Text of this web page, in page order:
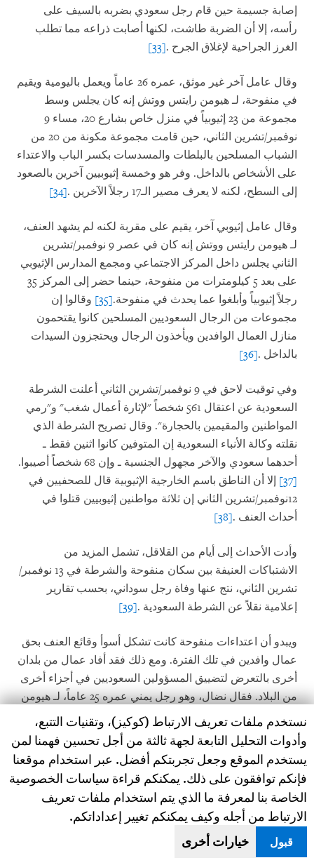
إصابة جسيمة حين قام رجل سعودي بضربه بالسيف على
رأسه، إلا أن الضربة طاشت، لكنها أصابت ذراعه مما تطلب
الغرز الجراحية لإغلاق الجرح .
[33]
وقال عامل آخر غير موثق، عمره 26 عاماً ويعمل باليومية ويقيم
في منفوحة، لـ هيومن رايتس ووتش إنه كان يجلس وسط
مجموعة من 23 إثيوبياً في منزل خاص بشارع 20، مساء 9
نوفمبر/تشرين الثاني، حين قامت مجموعة مكونة من 20 من
الشباب المسلحين بالبلطات والمسدسات بكسر الباب والاعتداء
على الأشخاص بالداخل. وفر هو وخمسة إثيوبيين آخرين بالصعود
إلى السطح، لكنه لا يعرف مصير الـ17 رجلاً الآخرين
.
[34]
وقال عامل إثيوبي آخر، يقيم على مقربة لكنه لم يشهد العنف،
لـ هيومن رايتس ووتش إنه كان في عصر 9 نوفمبر/تشرين
الثاني يجلس داخل المركز الاجتماعي ومجمع المدارس الإثيوبي
على بعد 5 كيلومترات من منفوحة، حينما حضر إلى المركز 35
رجلاً إثيوبياً وأبلغوا عما يحدث في منفوحة.[35]
وقالوا إن
مجموعات من الرجال السعوديين المسلحين كانوا يقتحمون
منازل العمال الوافدين ويأخذون الرجال ويحتجزون السيدات
بالداخل .
[36]
وفي توقيت لاحق في 9 نوفمبر/تشرين الثاني أعلنت الشرطة
السعودية عن اعتقال 561 شخصاً "لإثارة أعمال شغب" و"رمي
المواطنين والمقيمين بالحجارة". وقال تصريح الشرطة الذي
نقلته وكالة الأنباء السعودية إن المتوفين كانوا اثنين فقط ـ
أحدهما سعودي والآخر مجهول الجنسية ـ وإن 68 شخصاً أصيبوا.
[37]
إلا أن الناطق باسم الخارجية الإثيوبية قال للصحفيين في
12نوفمبر/تشرين الثاني إن ثلاثة مواطنين إثيوبيين قتلوا في
أحداث العنف .
[38]
وأدت الأحداث إلى أيام من القلاقل، تشمل المزيد من
الاشتباكات العنيفة بين سكان منفوحة والشرطة في 13 نوفمبر/
تشرين الثاني، نتج عنها وفاة رجل سوداني، بحسب تقارير
إعلامية نقلاً عن الشرطة السعودية .
[39]
ويبدو أن اعتداءات منفوحة كانت تشكل أسوأ وقائع العنف بحق
عمال وافدين في تلك الفترة. ومع ذلك فقد أفاد عمال من بلدان
أخرى بالتعرض لتضييق المسؤولين السعوديين في أجزاء أخرى
من البلاد. فقال نضال، وهو رجل يمني عمره 25 عاماً، لـ هيومن
رايتس ووتش في صنعاء إنه دخل السعودية بالمخالفة للقانون
في 2010 للعمل بشركة إعلامية في مدينة جيزان الجنوبية.
[40]
إلا أنه شعر في 2013 بتزايد التدقيق مع العمال اليمنيين من
جانب الشرطة والمواطنين في السعودية. وقال إن أحد رجال
الشرطة في تلك الفترة اختطفه لمدة 5 ساعات وسرقه في
أواخر يوليو/تموز .
يوم 27 رمضان اختطفني ضابط شرطة سعودي
Human Rights Watch cookie preferences
نستخدم ملفات تعريف الارتباط (كوكيز)، وتقنيات التتبع،
وأدوات التحليل التابعة لجهة ثالثة من أجل تحسين فهمنا لمن
يستخدم الموقع وجعل تجربتكم أفضل. عبر استخدام موقعنا
فإنكم توافقون على ذلك. يمكنكم قراءة سياسات الخصوصية
الخاصة بنا لمعرفة ما الذي يتم استخدام ملفات تعريف
الارتباط من أجله وكيف يمكنكم تغيير إعداداتكم.
قبول خيارات أخرى